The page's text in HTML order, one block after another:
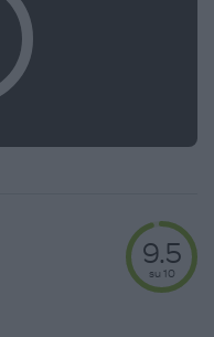
9.5
su 10